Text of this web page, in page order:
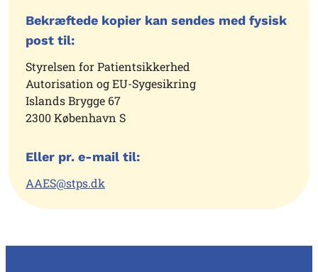
Bekræftede kopier kan sendes med fysisk
post til:
Styrelsen for Patientsikkerhed
Autorisation og EU-Sygesikring
Islands Brygge 67
2300 København S
Eller pr. e-mail til:
AAES@stps.dk